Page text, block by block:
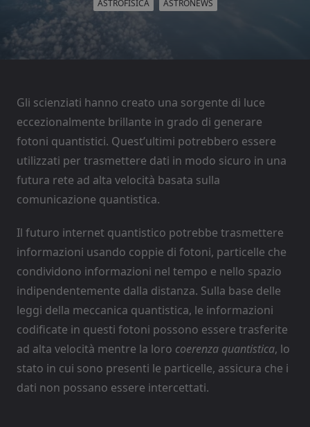
ASTROFISICA ASTRONEWS
Gli scienziati hanno creato una sorgente di luce
eccezionalmente brillante in grado di generare
fotoni quantistici. Quest’ultimi potrebbero essere
utilizzati per trasmettere dati in modo sicuro in una
futura rete ad alta velocità basata sulla
comunicazione quantistica.
Il futuro internet quantistico potrebbe trasmettere
informazioni usando coppie di fotoni, particelle che
condividono informazioni nel tempo e nello spazio
indipendentemente dalla distanza. Sulla base delle
leggi della meccanica quantistica, le informazioni
codificate in questi fotoni possono essere trasferite
ad alta velocità mentre la loro coerenza quantistica, lo
stato in cui sono presenti le particelle, assicura che i
dati non possano essere intercettati.